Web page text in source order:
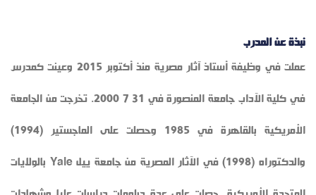
نبذة عن المدرب
عملت في وظيفة أستاذ آثار مصرية منذ أكتوبر 2015 وعينت كمدرس
في كلية الآداب جامعة المنصورة في 31 7 2000. تخرجت من الجامعة
الأمريكية بالقاهرة في 1985 وحصلت على الماجستير (1994)
والدكتوراه (1998) في الآثار المصرية من جامعة ييل Yale بالولايات